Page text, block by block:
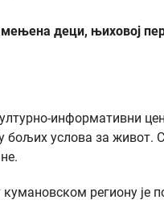
деци, њиховој
информативни
услова за живот.
кумановском региону